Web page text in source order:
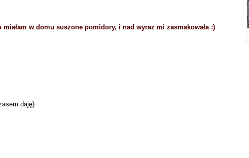
miałam w domu suszone pomidory, i nad wyraz mi zasmakowała :)
daję)